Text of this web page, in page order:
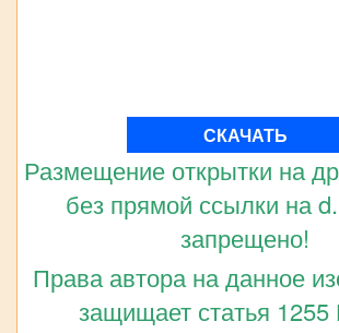
СКАЧАТЬ
Размещение открытки на
без прямой ссылки на
запрещено!
Права автора на данное
защищает статья